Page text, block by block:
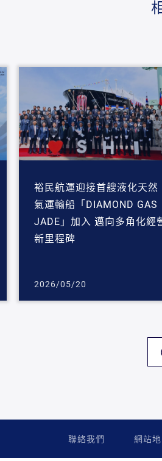
裕民航運迎接首艘液化天然
氣運輸船「DIAMOND GAS
JADE」加入 邁向多角化經
新里程碑
2026/05/20
聯絡我們 網站